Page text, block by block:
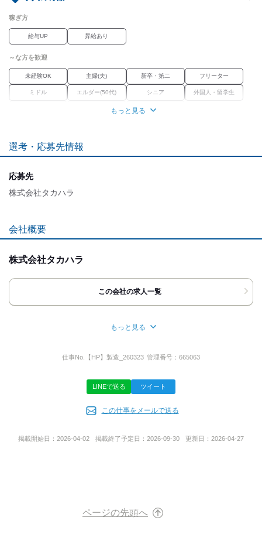
稼ぎ方
給与UP 昇給あり
～な方を歓迎
未経験OK 主婦(夫) 新卒・第二 フリーター
ミドル エルダー(50代) シニア 外国人・留学生
経験者優遇
車通勤OK バイク通勤OK
交通費有
髪自由
もっと見る
選考・応募先情報
応募先
株式会社タカハラ
会社概要
株式会社タカハラ
この会社の求人一覧
京都府久世郡久御山町野村村東１８７‐２
もっと見る
仕事No. 【HP】製造_260323 管理番号： 665063
LINEで送る ツイート
この仕事をメールで送る
掲載開始日： 2026-04-02 掲載終了予定日： 2026-09-30 更新日： 2026-04-27
ページの先頭へ